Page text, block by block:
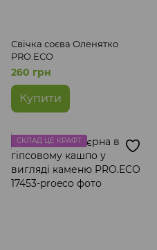
Свічка соєва Оленятко
PRO.ECO
260 грн
Купити
СКЛАД ЦЕ КРАФТ